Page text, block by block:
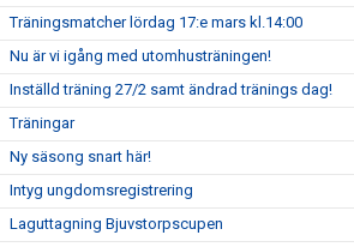
Träningsmatcher lördag 17:e mars kl.14:00
Nu är vi igång med utomhusträningen!
Inställd träning 27/2 samt ändrad tränings dag!
Träningar
Ny säsong snart här!
Intyg ungdomsregistrering
Laguttagning Bjuvstorpscupen